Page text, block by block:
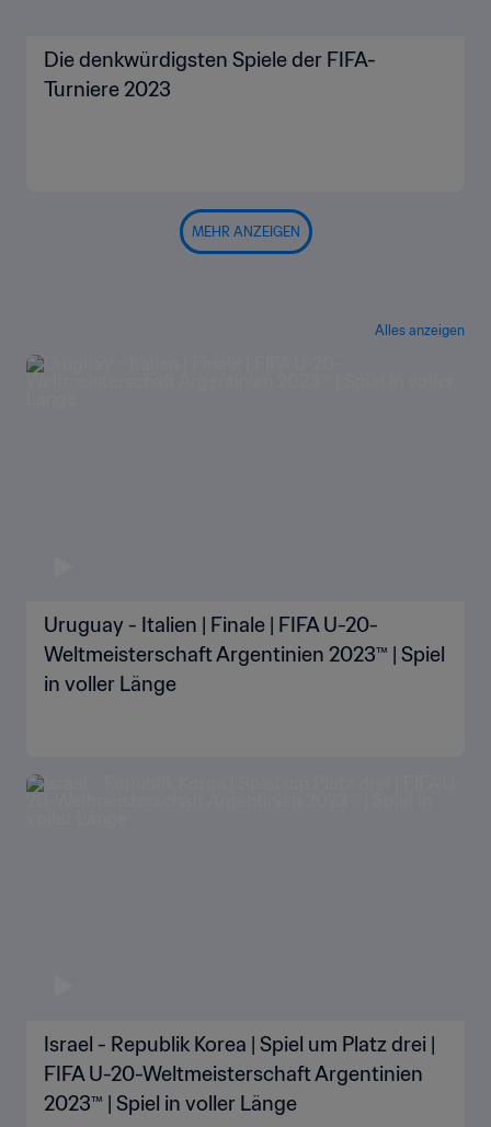
Die denkwürdigsten Spiele der FIFA-
Turniere 2023
MEHR ANZEIGEN
Alles anzeigen
Uruguay - Italien | Finale | FIFA U-20-
Weltmeisterschaft Argentinien 2023™ | Spiel
in voller Länge
Israel - Republik Korea | Spiel um Platz drei |
FIFA U-20-Weltmeisterschaft Argentinien
2023™ | Spiel in voller Länge